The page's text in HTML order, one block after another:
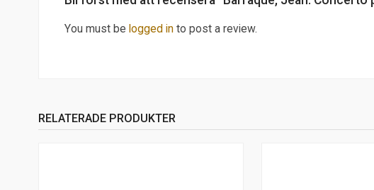
You must be logged into post a review.
RELATERADE PRODUKTER